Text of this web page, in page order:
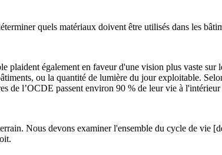
quels matériaux doivent être utilisés dans les
plaident également en faveur d'une vision plus vaste
ou la quantité de lumière du jour exploitable.
de l’OCDE passent environ 90 % de leur vie à l'intérieur
Nous devons examiner l'ensemble du cycle de vie